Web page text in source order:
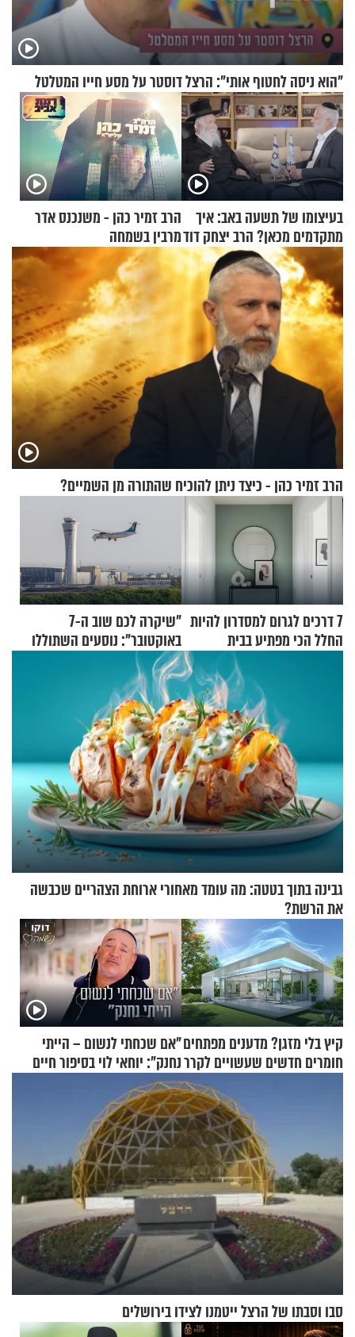
"הוא ניסה לחטוף אותי": הרצל דוסטר על מסע חייו המטלטל
בעיצומו של תשעה באב: איך
מתקדמים מכאן? הרב יצחק דוד
גרוסמן בשיחה מיוחדת
הרב זמיר כהן - משנכנס אדר
מרבין בשמחה
הרב זמיר כהן - כיצד ניתן להוכיח שהתורה מן השמיים?
7 דרכים לגרום למסדרון להיות
החלל הכי מפתיע בבית
"שיקרה לכם שוב ה-7
באוקטובר": נוסעים השתוללו
בטיסה לפרנקפורט ונעצרו
לאחר שתקפו שוטרים
גבינה בתוך בטטה: מה עומד מאחורי ארוחת הצהריים שכבשה
את הרשת?
קיץ בלי מזגן? מדענים מפתחים
חומרים חדשים שעשויים לקרר
"אם שכחתי לנשום – הייתי
נחנק": יוחאי לוי בסיפור חיים
מעורר השראה
סבו וסבתו של הרצל ייטמנו לצידו בירושלים